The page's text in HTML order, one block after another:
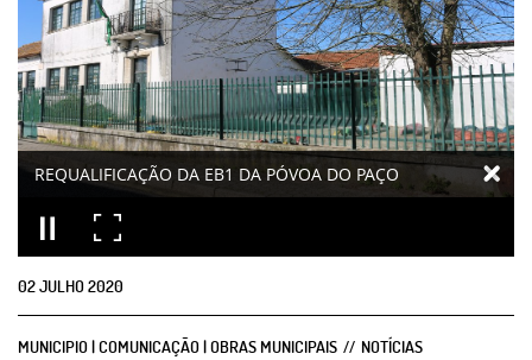
REQUALIFICAÇÃO DA EB1 DA PÓVOA DO PAÇO
02JULHO2020
MUNICIPIO | COMUNICAÇÃO | OBRAS MUNICIPAIS NOTÍCIAS